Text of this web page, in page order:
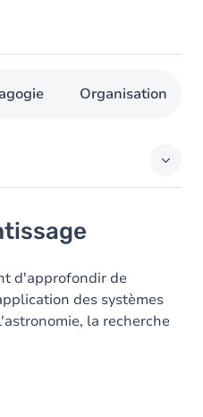
Organisation
d'approfondir de
des systèmes
la recherche